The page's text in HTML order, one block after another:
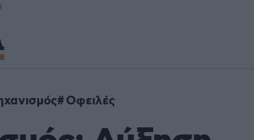
Οφειλές